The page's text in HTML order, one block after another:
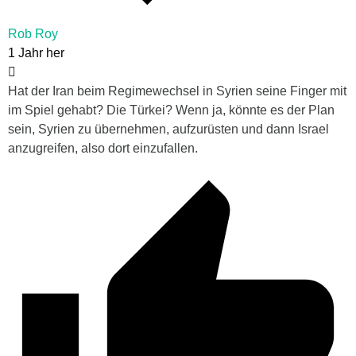
Rob Roy
1 Jahr her
Hat der Iran beim Regimewechsel in Syrien seine Finger mit
im Spiel gehabt? Die Türkei? Wenn ja, könnte es der Plan
sein, Syrien zu übernehmen, aufzurüsten und dann Israel
anzugreifen, also dort einzufallen.